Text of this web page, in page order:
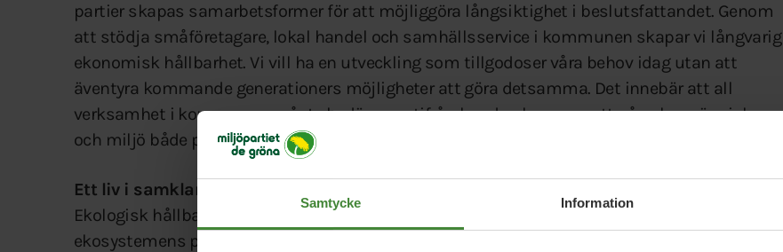
Samtycke Information
partier skapas samarbetsformer för att möjliggöra långsiktighet i beslutsfattandet. Genom
att stödja småföretagare, lokal handel och samhällsservice i kommunen skapar vi långvarig
ekonomisk hållbarhet. Vi vill ha en utveckling som tillgodoser våra behov idag utan att
äventyra kommande generationers möjligheter att göra detsamma. Det innebär att all
verksamhet i kommunen måste bedömas utifrån hur den kommer att påverka människor
och miljö både på kort och lång sikt.
Ett liv i samklang med naturen
Ekologisk hållbarhet innebär för oss att respektera naturen, samtidigt som vi säkrar
ekosystemens produktionsförmåga genom att bevara jordbruksmark och naturområden. De